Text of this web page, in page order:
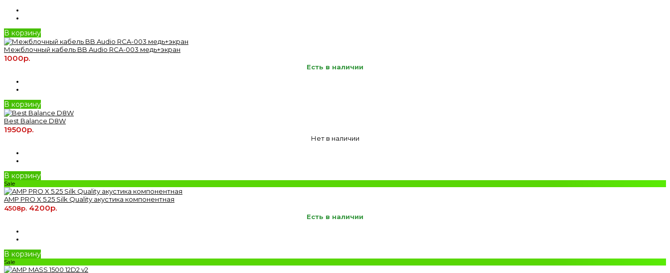
В корзину
Межблочный кабель BB Audio RCA-003 медь+экран
1000р.
Есть в наличии
В корзину
Best Balance D8W
19500р.
Нет в наличии
В корзину
Sale
AMP PRO X 5.25 Silk Quality акустика компонентная
4508р. 4200р.
Есть в наличии
В корзину
Sale